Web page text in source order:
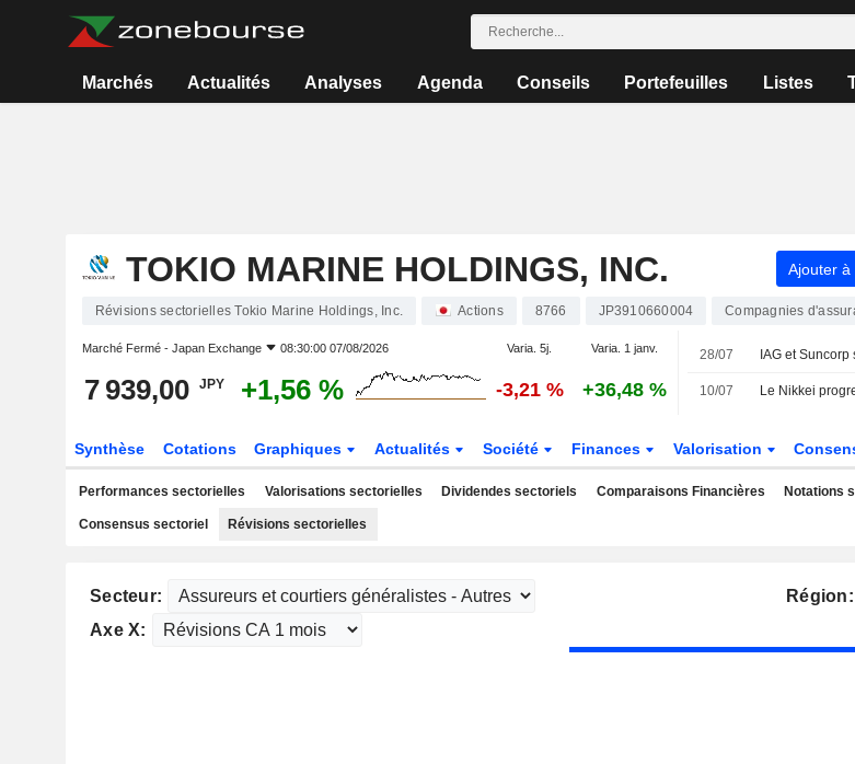
Marchés Actualités Analyses Agenda Conseils Portefeuilles Listes
TOKIO MARINE HOLDINGS, INC. Ajouter à
Révisions sectorielles Tokio Marine Holdings, Inc. Actions 8766 JP3910660004 Compagnies
Marché Fermé - Japan Exchange 08:30:00 07/08/2026 Varia. 5j. Varia. 1 janv.
7 939,00 JPY +1,56 % -3,21 % +36,48 %
28/07
10/07
Synthèse Cotations Graphiques Actualités Société Finances Valorisation
Performances sectorielles Valorisations sectorielles Dividendes sectoriels Comparaisons Financières Notations
Consensus sectoriel Révisions sectorielles
Secteur:
Région:
Axe X: